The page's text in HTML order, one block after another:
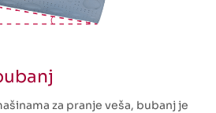
za pranje veša, bubanj je